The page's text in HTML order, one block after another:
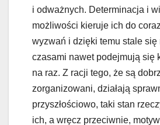
i odważnych. Determinacja i
możliwości kieruje ich do
wyzwań i dzięki temu stale się
czasami nawet podejmują się
na raz. Z racji tego, że są
zorganizowani, działają
przyszłościowo, taki stan
ich, a wręcz przeciwnie,